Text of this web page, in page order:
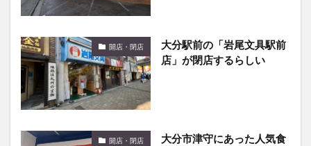
開店・閉店
大分駅前の「岩尾文具駅前
店」が閉店するらしい
開店・閉店
大分市津守にあった人気食